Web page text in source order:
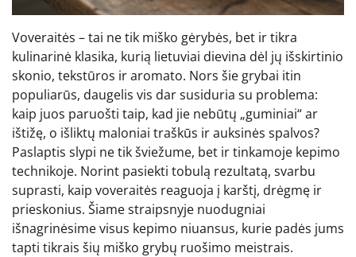
Voveraitės – tai ne tik miško gėrybės, bet ir tikra
kulinarinė klasika, kurią lietuviai dievina dėl jų išskirtinio
skonio, tekstūros ir aromato. Nors šie grybai itin
populiarūs, daugelis vis dar susiduria su problema:
kaip juos paruošti taip, kad jie nebūtų „guminiai“ ar
ištižę, o išliktų maloniai traškūs ir auksinės spalvos?
Paslaptis slypi ne tik šviežume, bet ir tinkamoje kepimo
technikoje. Norint pasiekti tobulą rezultatą, svarbu
suprasti, kaip voveraitės reaguoja į karštį, drėgmę ir
prieskonius. Šiame straipsnyje nuodugniai
išnagrinėsime visus kepimo niuansus, kurie padės jums
tapti tikrais šių miško grybų ruošimo meistrais.